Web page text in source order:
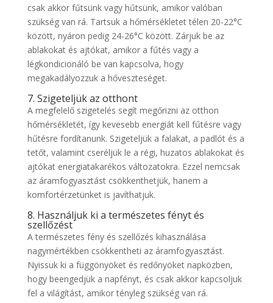
csak akkor fűtsünk vagy hűtsünk, amikor valóban
szükség van rá. Tartsuk a hőmérsékletet télen 20-22°C
között, nyáron pedig 24-26°C között. Zárjuk be az
ablakokat és ajtókat, amikor a fűtés vagy a
légkondicionáló be van kapcsolva, hogy
megakadályozzuk a hőveszteséget.
7. Szigeteljük az otthont
A megfelelő szigetelés segít megőrizni az otthon
hőmérsékletét, így kevesebb energiát kell fűtésre vagy
hűtésre fordítanunk. Szigeteljük a falakat, a padlót és a
tetőt, valamint cseréljük le a régi, huzatos ablakokat és
ajtókat energiatakarékos változatokra. Ezzel nemcsak
az áramfogyasztást csökkenthetjük, hanem a
komfortérzetünket is javíthatjuk.
8. Használjuk ki a természetes fényt és
szellőzést
A természetes fény és szellőzés kihasználása
nagymértékben csökkentheti az áramfogyasztást.
Nyissuk ki a függönyöket és redőnyöket napközben,
hogy beengedjük a napfényt, és csak akkor kapcsoljuk
fel a világítást, amikor tényleg szükség van rá.